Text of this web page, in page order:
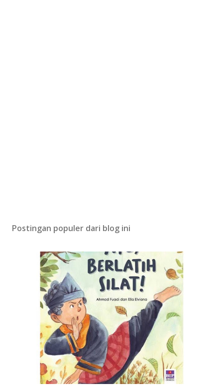
Postingan populer dari blog ini